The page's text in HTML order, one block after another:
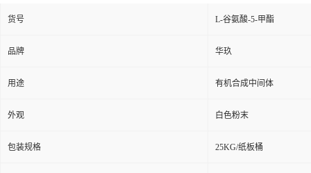
货号 L-谷氨酸-5-甲酯
品牌 华玖
用途 有机合成中间体
外观 白色粉末
包装规格 25KG/纸板桶